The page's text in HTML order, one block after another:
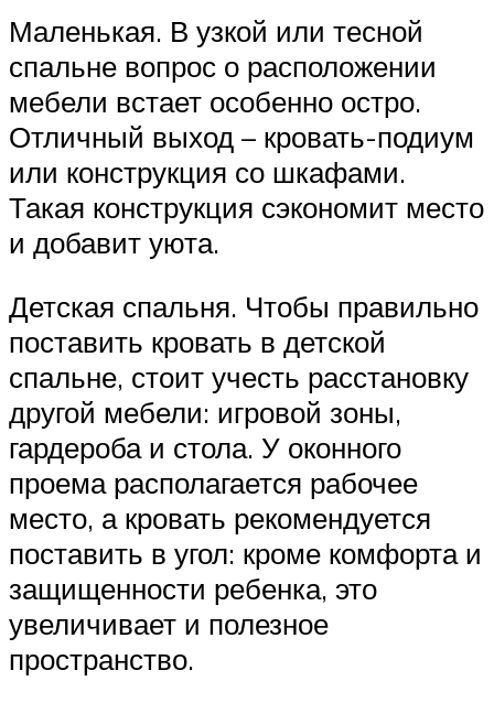
Маленькая. В узкой или тесной
спальне вопрос о расположении
мебели встает особенно остро.
Отличный выход – кровать-подиум
или конструкция со шкафами.
Такая конструкция сэкономит место
и добавит уюта.
Детская спальня. Чтобы правильно
поставить кровать в детской
спальне, стоит учесть расстановку
другой мебели: игровой зоны,
гардероба и стола. У оконного
проема располагается рабочее
место, а кровать рекомендуется
поставить в угол: кроме комфорта и
защищенности ребенка, это
увеличивает и полезное
пространство.